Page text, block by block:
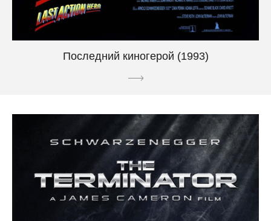
Последний киногерой (1993)